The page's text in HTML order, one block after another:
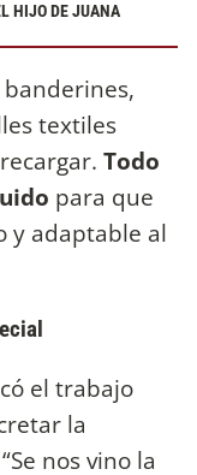
HIJO DE JUANA
textiles
Todo
para que
y adaptable al
el trabajo
la
nos vino la